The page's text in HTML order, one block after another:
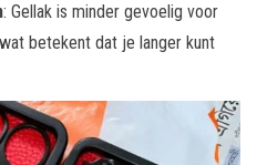
: Gellak is minder gevoelig voor
betekent dat je langer kunt